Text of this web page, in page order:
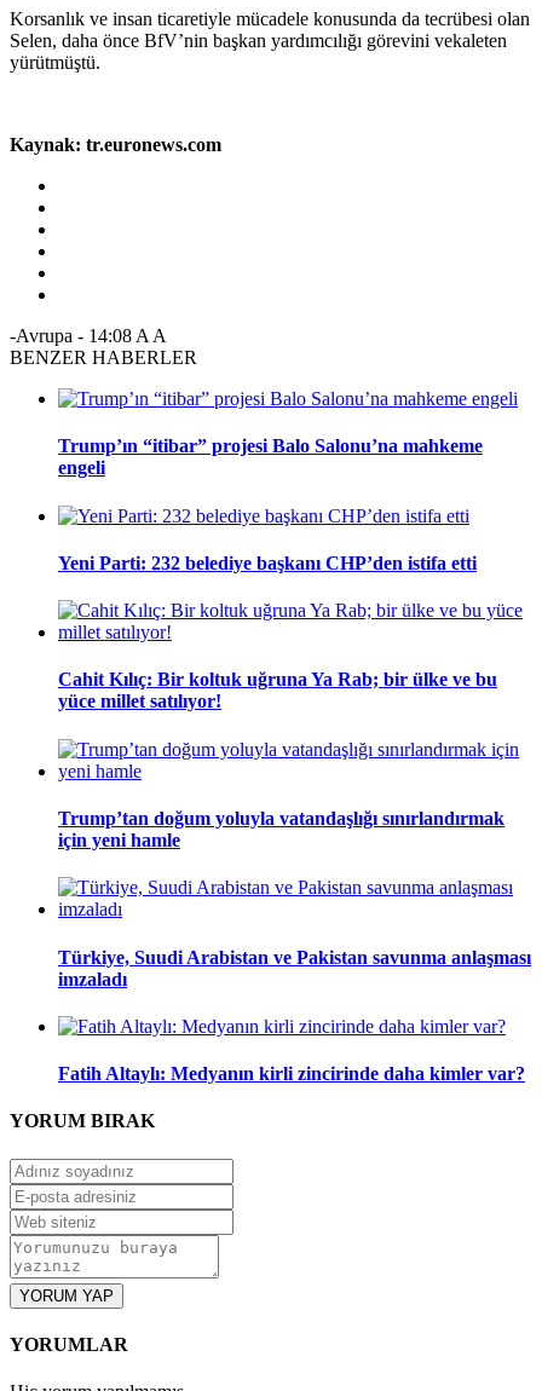
Korsanlık ve insan ticaretiyle mücadele konusunda da tecrübesi olan
Selen, daha önce BfV’nin başkan yardımcılığı görevini vekaleten
yürütmüştü.
Kaynak: tr.euronews.com
-Avrupa - 14:08 A A
BENZER HABERLER
Trump’ın “itibar” projesi Balo Salonu’na mahkeme
engeli
Yeni Parti: 232 belediye başkanı CHP’den istifa etti
Cahit Kılıç: Bir koltuk uğruna Ya Rab; bir ülke ve bu
yüce millet satılıyor!
Trump’tan doğum yoluyla vatandaşlığı sınırlandırmak
için yeni hamle
Türkiye, Suudi Arabistan ve Pakistan savunma anlaşması
imzaladı
Fatih Altaylı: Medyanın kirli zincirinde daha kimler var?
YORUM BIRAK
YORUM YAP
YORUMLAR